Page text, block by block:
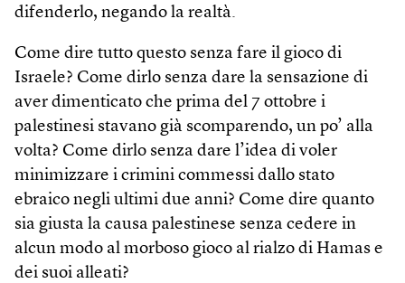
difenderlo, negando la realtà.
Come dire tutto questo senza fare il gioco di
Israele? Come dirlo senza dare la sensazione di
aver dimenticato che prima del 7 ottobre i
palestinesi stavano già scomparendo, un po’ alla
volta? Come dirlo senza dare l’idea di voler
minimizzare i crimini commessi dallo stato
ebraico negli ultimi due anni? Come dire quanto
sia giusta la causa palestinese senza cedere in
alcun modo al morboso gioco al rialzo di Hamas e
dei suoi alleati?